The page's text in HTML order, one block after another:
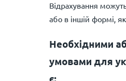
Відрахування
або в іншій формі,
Необхідними
умовами для